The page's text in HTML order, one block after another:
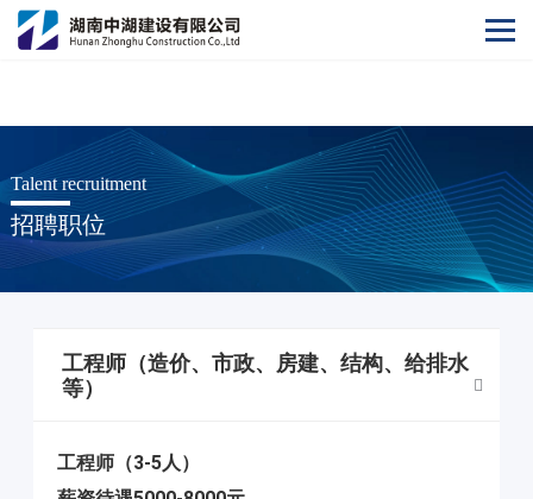
开云集团官网
Talent recruitment
招聘职位
工程师（造价、市政、房建、结构、给排水
等）
工程师（3-5人）